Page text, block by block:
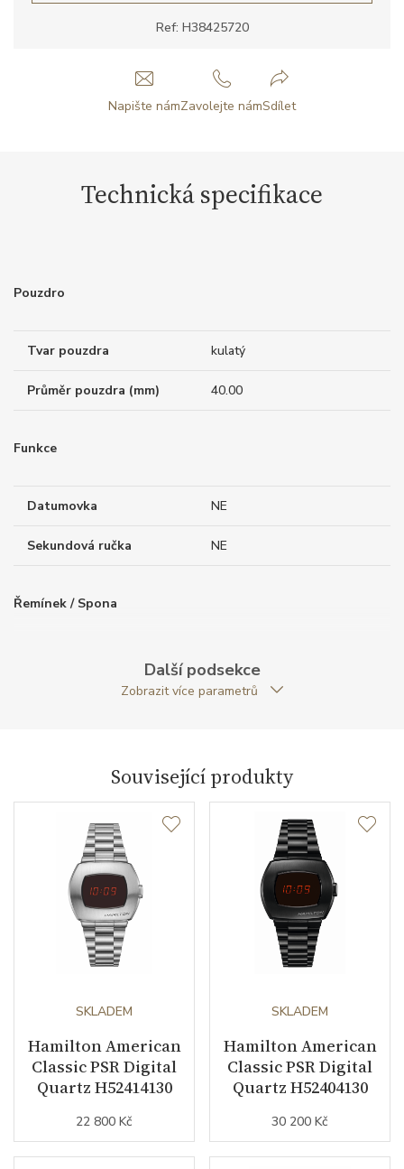
Ref: H38425720
Napište námZavolejte námSdílet
Technická specifikace
Pouzdro
Tvar pouzdra kulatý
Průměr pouzdra (mm) 40.00
Funkce
Datumovka NE
Sekundová ručka NE
Řemínek / Spona
nerezová ocel
nepodnikatelé (měsíců)
24
Modelová řada American Classic
Další podsekce
Zobrazit více parametrů
Související produkty
SKLADEM
Hamilton American
Classic PSR Digital
Quartz H52414130
22 800 Kč
SKLADEM
Hamilton American
Classic PSR Digital
Quartz H52404130
30 200 Kč